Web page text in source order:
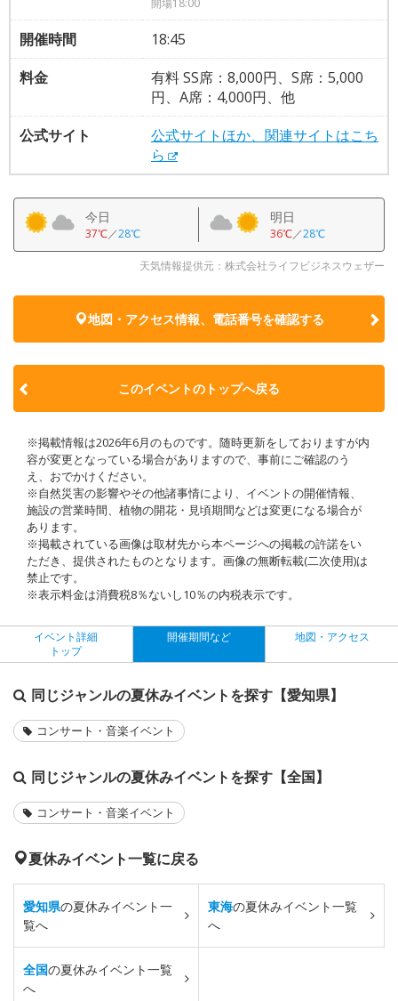
開催時間
18:45
料金
有料 SS席：8,000円、S席：5,000
円、A席：4,000円、他
公式サイト
公式サイトほか、関連サイトはこち
ら
今日
37℃／28℃
明日
36℃／28℃
天気情報提供元：株式会社ライフビジネスウェザー
地図・アクセス情報、電話番号を確認する
このイベントのトップへ戻る
※掲載情報は2026年6月のものです。随時更新をしておりますが内
容が変更となっている場合がありますので、事前にご確認のう
え、おでかけください。
※自然災害の影響やその他諸事情により、イベントの開催情報、
施設の営業時間、植物の開花・見頃期間などは変更になる場合が
あります。
※掲載されている画像は取材先から本ページへの掲載の許諾をい
ただき、提供されたものとなります。画像の無断転載(二次使用)は
禁止です。
※表示料金は消費税8％ないし10％の内税表示です。
イベント詳細
トップ
開催期間など 地図・アクセス
同じジャンルの夏休みイベントを探す【愛知県】
コンサート・音楽イベント
同じジャンルの夏休みイベントを探す【全国】
コンサート・音楽イベント
夏休みイベント一覧に戻る
愛知県の夏休みイベント一
覧へ
東海の夏休みイベント一覧
へ
全国の夏休みイベント一覧
へ